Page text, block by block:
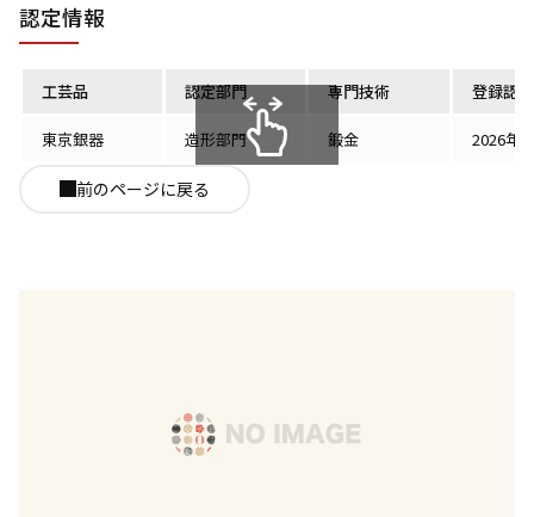
認定情報
工芸品 認定部門 専門技術 登録認
東京銀器 造形部門 鍛金 2026年
前のページに戻る